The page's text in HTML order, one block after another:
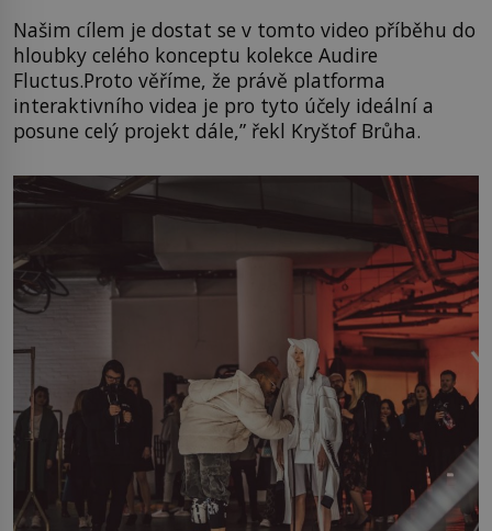
Našim cílem je dostat se v tomto video příběhu do
hloubky celého konceptu kolekce Audire
Fluctus.Proto věříme, že právě platforma
interaktivního videa je pro tyto účely ideální a
posune celý projekt dále,” řekl Kryštof Brůha.